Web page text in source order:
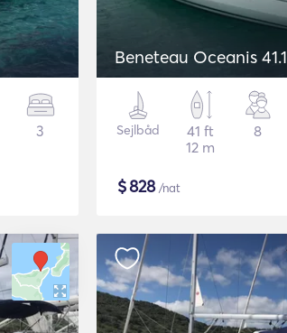
3
Beneteau Oceanis 41.1
Sejlbåd
41 ft
12 m
8
$828/nat